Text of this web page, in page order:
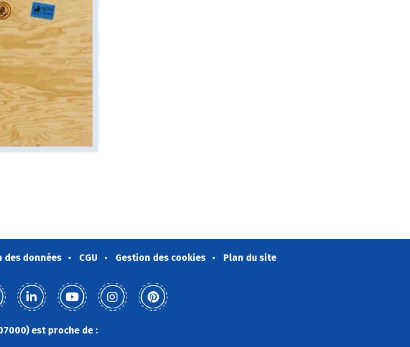
des données CGU Gestion des cookies Plan du site
est proche de :